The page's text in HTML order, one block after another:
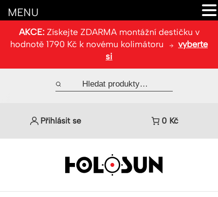
AKCE:Získejte ZDARMA montážní destičku v
hodnotě 1790 Kč k novému kolimátoru
vyberte
si
Přihlásit se 0 Kč
MENU